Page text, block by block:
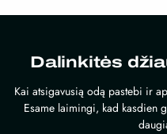
Dalinkitės
Kai atsigavusią odą pastebi ir
Esame laimingi, kad kasdien